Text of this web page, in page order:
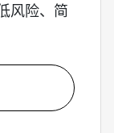
风险、简